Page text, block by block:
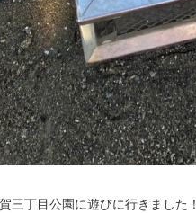
三丁目公園に遊びに行きました！